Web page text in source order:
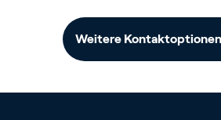
Weitere